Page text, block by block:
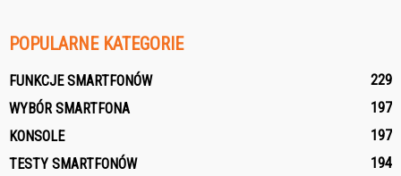
POPULARNE KATEGORIE
FUNKCJE SMARTFONÓW
229
WYBÓR SMARTFONA
197
KONSOLE
197
TESTY SMARTFONÓW
194